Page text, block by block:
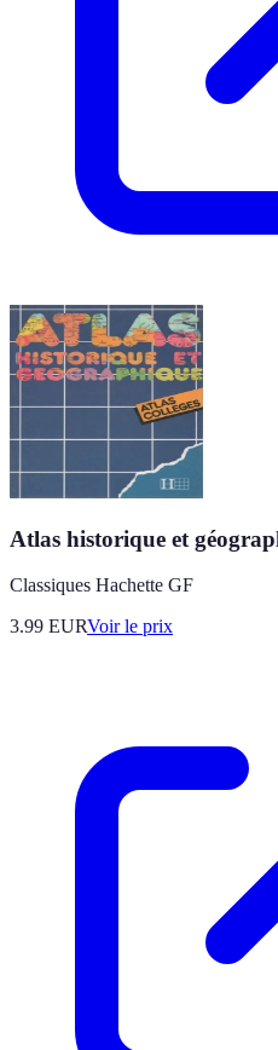
Atlas historique et
Classiques Hachette GF
3.99 EURVoir le prix